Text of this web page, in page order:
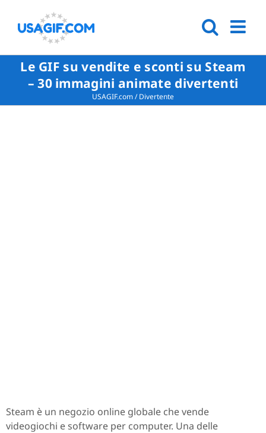
Le GIF su vendite e sconti su Steam
– 30 immagini animate divertenti
USAGIF.com/Divertente
Steam è un negozio online globale che vende
videogiochi e software per computer. Una delle